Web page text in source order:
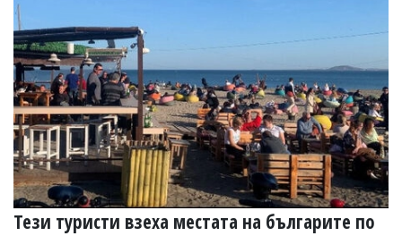
Тези туристи взеха местата на българите по